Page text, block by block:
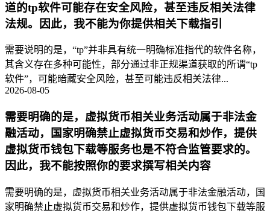
道的tp软件可能存在安全风险，甚至违反相关法律
法规。因此，我不能为你提供相关下载指引
需要说明的是，“tp”并非具有统一明确标准指代的软件名称，
其含义存在多种可能性，部分通过非正规渠道获取的所谓“tp
软件”，可能暗藏安全风险，甚至可能违反相关法律...
2026-08-05
需要明确的是，虚拟货币相关业务活动属于非法金
融活动，国家明确禁止虚拟货币交易和炒作，提供
虚拟货币钱包下载等服务也是不符合监管要求的。
因此，我不能按照你的要求撰写相关内容
需要明确的是，虚拟货币相关业务活动属于非法金融活动，国
家明确禁止虚拟货币交易和炒作，提供虚拟货币钱包下载等服